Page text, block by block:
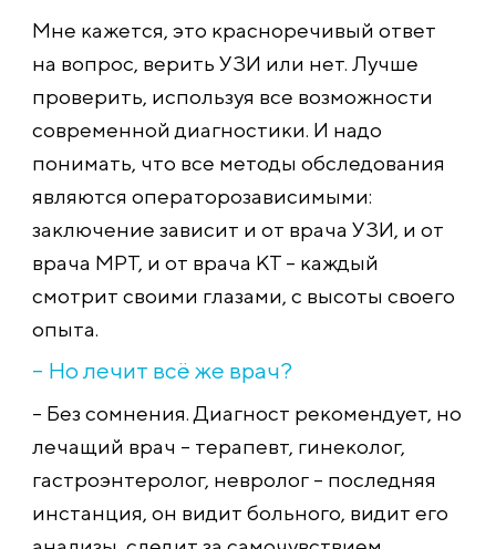
Мне кажется, это красноречивый ответ
на вопрос, верить УЗИ или нет. Лучше
проверить, используя все возможности
современной диагностики. И надо
понимать, что все методы обследования
являются операторозависимыми:
заключение зависит и от врача УЗИ, и от
врача МРТ, и от врача КТ – каждый
смотрит своими глазами, с высоты своего
опыта.
– Но лечит всё же врач?
– Без сомнения. Диагност рекомендует, но
лечащий врач – терапевт, гинеколог,
гастроэнтеролог, невролог – последняя
инстанция, он видит больного, видит его